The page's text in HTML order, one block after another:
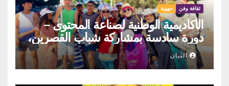
ثقافة وفن جهوية
الأكاديمية الوطنية لصناعة المحتوى –
دورة سادسة بمشاركة شباب القصرين،
المنستير والمهدية
البيان